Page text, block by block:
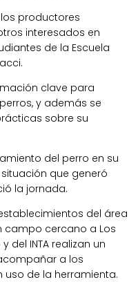
productores
interesados en
de la Escuela
clave para
y además se
sobre su
del perro en su
que generó
la jornada.
del área
campo cercano a Los
del INTA realizan un
a los
uso de la herramienta.